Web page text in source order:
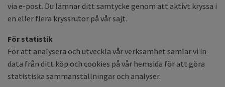
via e-post. Du lämnar ditt samtycke genom att aktivt kryssa i
en eller flera kryssrutor på vår sajt.
För statistik
För att analysera och utveckla vår verksamhet samlar vi in
data från ditt köp och cookies på vår hemsida för att göra
statistiska sammanställningar och analyser.